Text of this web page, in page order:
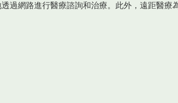
過網路進行醫療諮詢和治療。此外，遠距醫